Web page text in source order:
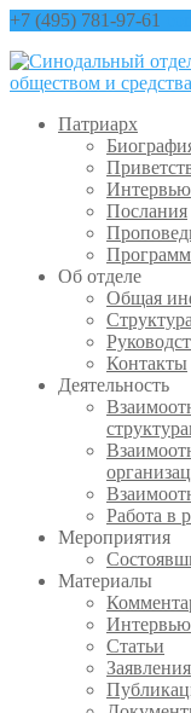
+7 (495) 781-97-61
Патриарх
Интервью
Послания
Об отделе
Общая
Структура
Контакты
Деятельность
Работа в
Мероприятия
Материалы
Интервью
Статьи
Заявления